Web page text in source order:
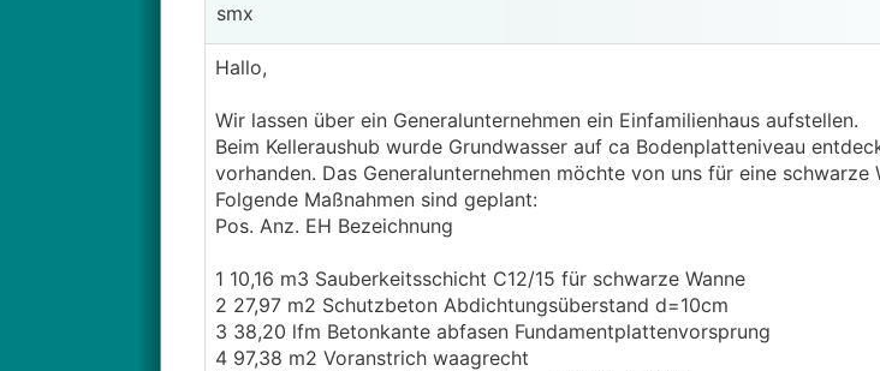
smx
Hallo,
Wir lassen über ein Generalunternehmen ein Einfamilienhaus aufstellen.
Beim Kelleraushub wurde Grundwasser auf ca Bodenplatteniveau
vorhanden. Das Generalunternehmen möchte von uns für eine schwarze
Folgende Maßnahmen sind geplant:
Pos. Anz. EH Bezeichnung
1 10,16 m3 Sauberkeitsschicht C12/15 für schwarze Wanne
2 27,97 m2 Schutzbeton Abdichtungsüberstand d=10cm
3 38,20 lfm Betonkante abfasen Fundamentplattenvorsprung
4 97,38 m2 Voranstrich waagrecht